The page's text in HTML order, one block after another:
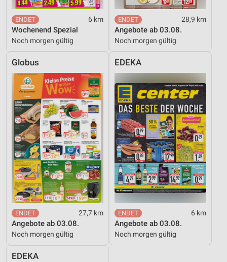
6 km
Wochenend Spezial
Noch morgen gültig
28,9 km
Angebote ab 03.08.
Noch morgen gültig
Globus
27,7 km
Angebote ab 03.08.
Noch morgen gültig
EDEKA
6 km
Angebote ab 03.08.
Noch morgen gültig
EDEKA
Werbung